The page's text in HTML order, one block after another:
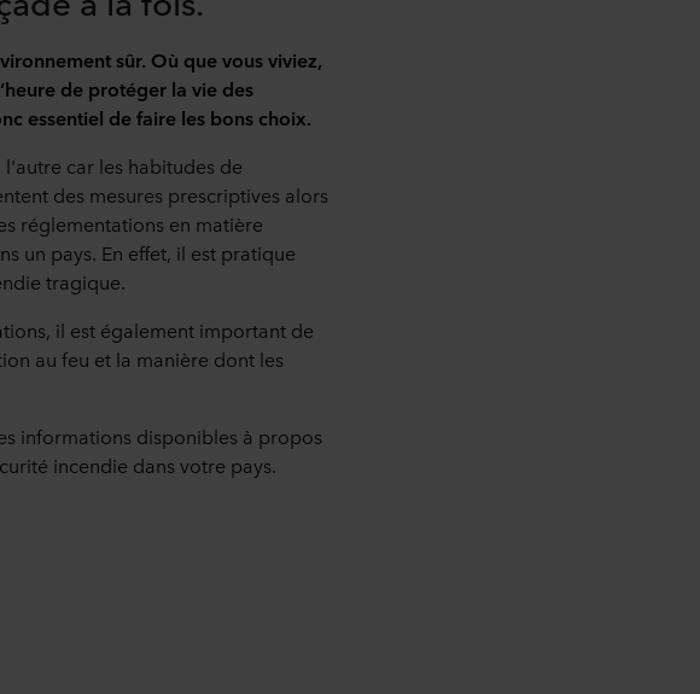
sûr. Où que vous viviez,
de protéger la vie des
essentiel de faire les bons choix.
car les habitudes de
des mesures prescriptives alors
réglementations en matière
un pays. En effet, il est pratique
tragique.
il est également important de
au feu et la manière dont les
informations disponibles à propos
incendie dans votre pays.